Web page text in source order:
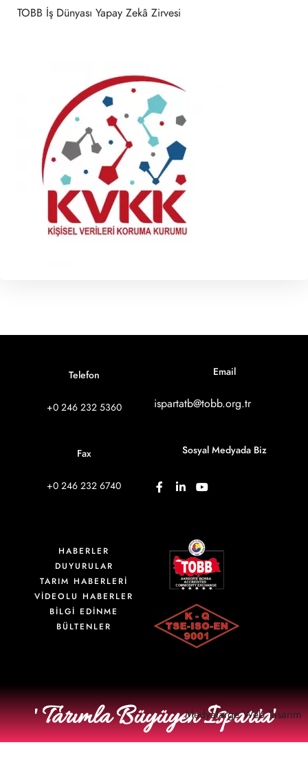
TOBB İş Dünyası Yapay Zekâ Zirvesi
Telefon
+0 246 232 5360
Fax
+0 246 232 6740
Email
ispartatb@tobb.org.tr
Sosyal Medyada Biz
HABERLER
DUYURULAR
TARIM HABERLERİ
VIDEOLU HABERLER
BİLGİ EDİNME
BÜLTENLER
' Tarımla Büyüyen Isparta'
MedyalargeWeb Tasarım